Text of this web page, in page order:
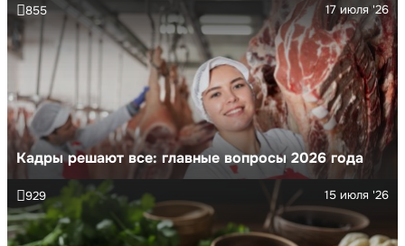
Кадры решают все: главные вопросы 2026 года
17 июля '26
855
15 июля '26
929